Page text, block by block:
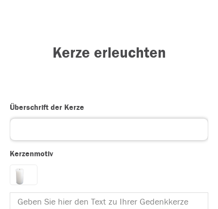
Kerze erleuchten
Überschrift der Kerze
Kerzenmotiv